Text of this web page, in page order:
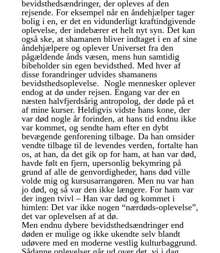
bevidsthedsændringer, der opleves af den
rejsende. For eksempel når en åndehjælper tager
bolig i en, er det en vidunderligt kraftindgivende
oplevelse, der indebærer et helt nyt syn. Det kan
også ske, at shamanen bliver indtaget i en af sine
åndehjælpere og oplever Universet fra den
pågældende ånds væsen, mens hun samtidig
bibeholder sin egen bevidsthed. Med hver af
disse forandringer udvides shamanens
bevidsthedsoplevelse. Nogle mennesker oplever
endog at dø under rejsen. Engang var der en
næsten halvfjerdsårig antropolog, der døde på et
af mine kurser. Heldigvis vidste hans kone, der
var død nogle år forinden, at hans tid endnu ikke
var kommet, og sendte ham efter en dybt
bevægende genforening tilbage. Da han omsider
vendte tilbage til de levendes verden, fortalte han
os, at han, da det gik op for ham, at han var død,
havde følt en fjern, upersonlig bekymring på
grund af alle de genvordigheder, hans død ville
volde mig og kursusarrangøren. Men nu var han
jo død, og så var den ikke længere. For ham var
der ingen tvivl – Han var død og kommet i
himlen: Det var ikke nogen “nærdøds-oplevelse”,
det var oplevelsen af at dø.
Men endnu dybere bevidsthedsændringer end
døden er mulige og ikke ukendte selv blandt
udøvere med en moderne vestlig kulturbaggrund.